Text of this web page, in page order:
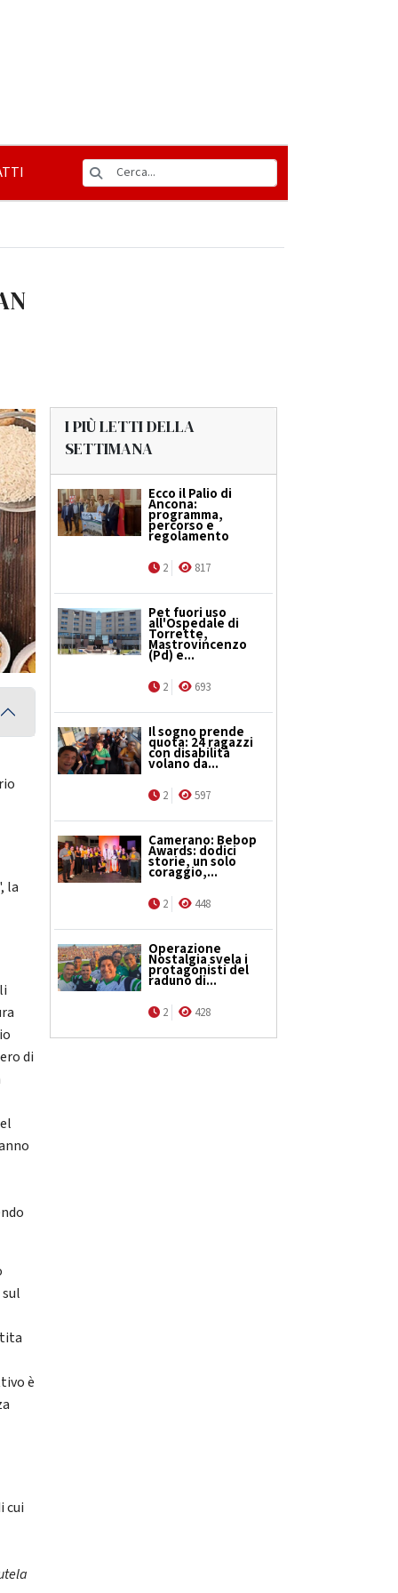
la
di
è
cui
I PIÙ LETTI DELLA
SETTIMANA
Ecco il Palio di
Ancona:
programma,
percorso e
regolamento
2 817
Pet fuori uso
all'Ospedale di
Torrette,
Mastrovincenzo
(Pd) e...
2 693
Il sogno prende
quota: 24 ragazzi
con disabilità
volano da...
2 597
Camerano: Bebop
Awards: dodici
storie, un solo
coraggio,...
2 448
Operazione
Nostalgia svela i
protagonisti del
raduno di...
2 428